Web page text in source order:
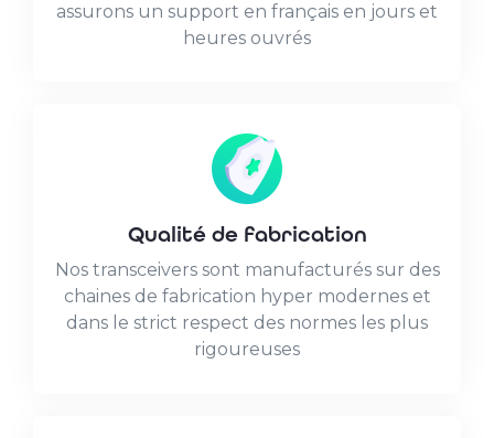
assurons un support en français en jours et
heures ouvrés
Qualité de fabrication
Nos transceivers sont manufacturés sur des
chaines de fabrication hyper modernes et
dans le strict respect des normes les plus
rigoureuses